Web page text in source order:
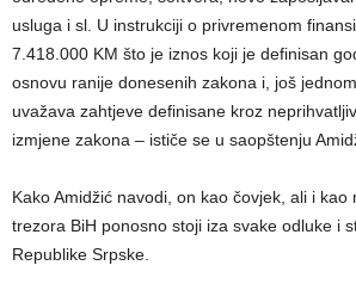
usluga i sl. U instrukciji o privremenom
7.418.000 KM što je iznos koji je definisan
osnovu ranije donesenih zakona i, još
uvažava zahtjeve definisane kroz
izmjene zakona – ističe se u saopštenju
Kako Amidžić navodi, on kao čovjek, ali i kao
trezora BiH ponosno stoji iza svake odluke i
Republike Srpske.